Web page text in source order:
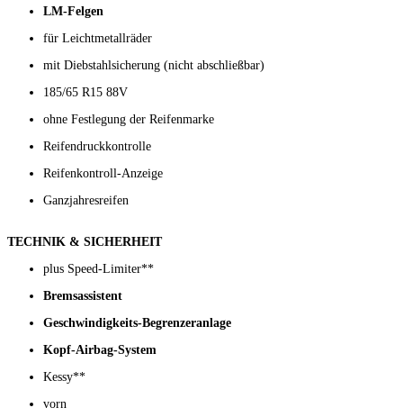
LM-Felgen
für Leichtmetallräder
mit Diebstahlsicherung (nicht abschließbar)
185/65 R15 88V
ohne Festlegung der Reifenmarke
Reifendruckkontrolle
Reifenkontroll-Anzeige
Ganzjahresreifen
TECHNIK & SICHERHEIT
plus Speed-Limiter**
Bremsassistent
Geschwindigkeits-Begrenzeranlage
Kopf-Airbag-System
Kessy**
vorn